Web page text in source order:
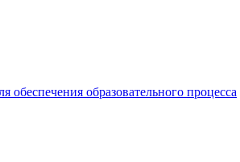
образовательного процесса